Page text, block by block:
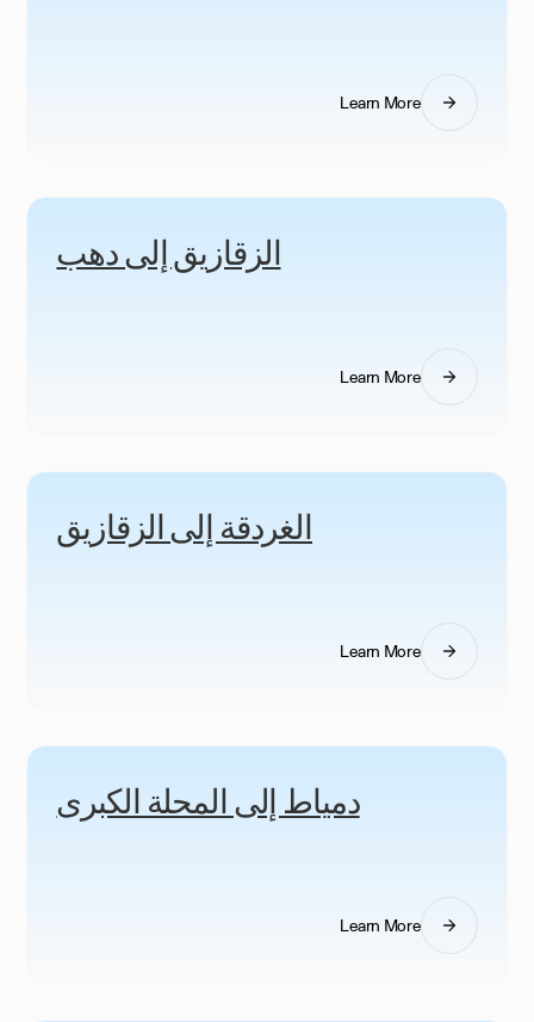
Learn More
الزقازيق إلى دهب
Learn More
الغردقة إلى الزقازيق
Learn More
دمياط إلى المحلة الكبرى
Learn More